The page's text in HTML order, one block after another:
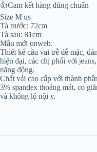
👍Cam kết hàng đúng chuẩn
Size M us
Tà trước: 72cm
Tà sau: 81cm
Mẫu mới onweb.
Thiết kế cầu vai trễ dễ mặc,
hiện đại, các chị phối với
năng động.
Chất vải cao cấp với thành
3% spandex thoáng mát, co
và không lộ nội y.